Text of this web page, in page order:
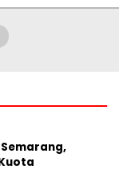
Semarang,